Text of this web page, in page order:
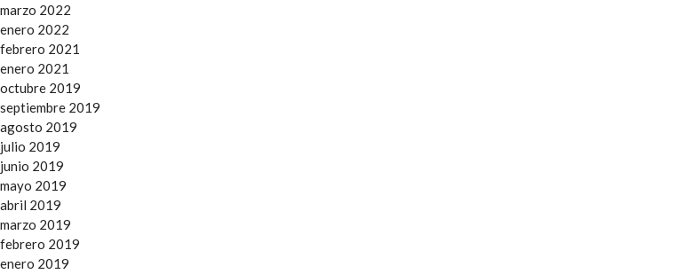
marzo 2022
enero 2022
febrero 2021
enero 2021
octubre 2019
septiembre 2019
agosto 2019
julio 2019
junio 2019
mayo 2019
abril 2019
marzo 2019
febrero 2019
enero 2019